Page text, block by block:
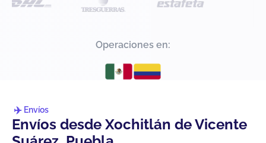
Operaciones en:
Envíos
Envíos desde Xochitlán de Vicente